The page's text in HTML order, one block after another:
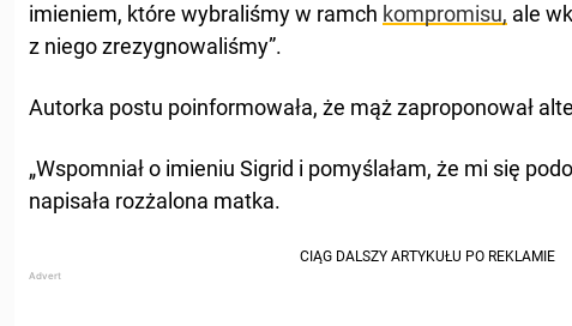
imieniem, które wybraliśmy w ramch kompromisu, ale
z niego zrezygnowaliśmy”.
Autorka postu poinformowała, że mąż zaproponował
„Wspomniał o imieniu Sigrid i pomyślałam, że mi się
napisała rozżalona matka.